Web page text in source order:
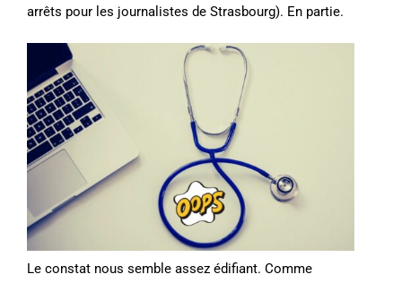
arrêts pour les journalistes de Strasbourg). En partie.
Le constat nous semble assez édifiant. Comme